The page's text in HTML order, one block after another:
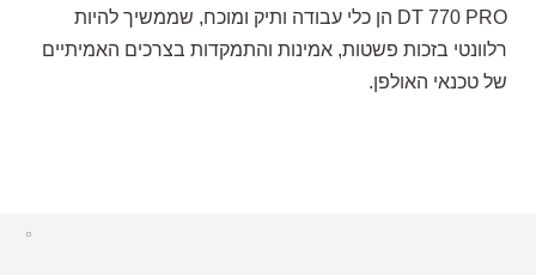
DT 770 PRO הן כלי עבודה ותיק ומוכח, שממשיך להיות
רלוונטי בזכות פשטות, אמינות והתמקדות בצרכים האמיתיים
של טכנאי האולפן.